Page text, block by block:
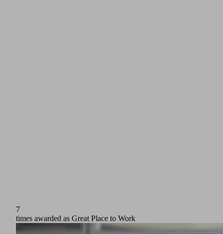
7
times awarded as Great Place to Work